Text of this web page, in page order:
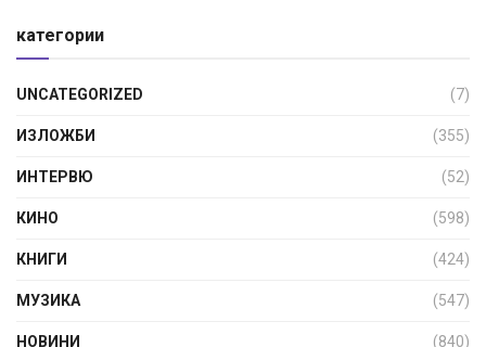
категории
UNCATEGORIZED (7)
ИЗЛОЖБИ (355)
ИНТЕРВЮ (52)
КИНО (598)
КНИГИ (424)
МУЗИКА (547)
НОВИНИ (840)